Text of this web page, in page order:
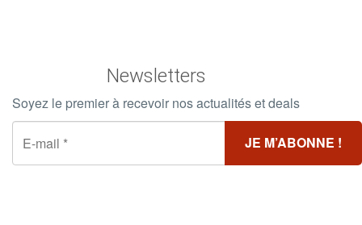
Newsletters
Soyez le premier à recevoir nos actualités et deals